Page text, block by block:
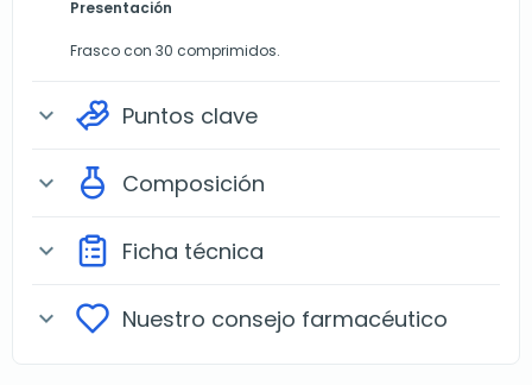
Presentación
Frasco con 30 comprimidos.
expand_more Puntos clave
expand_more Composición
expand_more Ficha técnica
expand_more Nuestro consejo farmacéutico